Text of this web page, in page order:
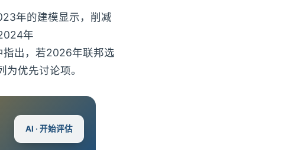
年的建模显示，削减
年
出，若2026年联邦选
优先讨论项。
AI · 开始评估